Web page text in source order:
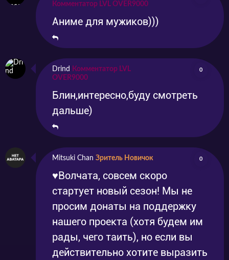
Комментатор LVL OVER9000
Аниме для мужиков)))
Drind
Комментатор LVL
OVER9000
0
Блин,интересно,буду смотреть
дальше)
Mitsuki Chan Зритель Новичок 0
♥Волчата, совсем скоро
стартует новый сезон! Мы не
просим донаты на поддержку
нашего проекта (хотя будем им
рады, чего таить), но если вы
действительно хотите выразить